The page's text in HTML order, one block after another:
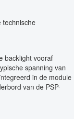
technische
backlight vooraf
spanning van
in de module
van de PSP-